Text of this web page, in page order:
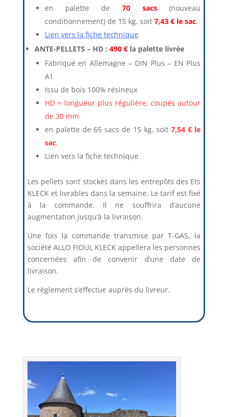
en palette de 70 sacs(nouveau
conditionnement) de 15 kg, soit 7,43 € le sac.
Lien vers la fiche technique
ANTE-PELLETS – HD : 490 €la palette livrée
Fabriqué en Allemagne – DIN Plus – EN Plus
A1
Issu de bois 100% résineux
HD = longueur plus régulière, coupés autour
de 30 mm
en palette de 65 sacs de 15 kg, soit 7,54 € le
sac.
Lien vers la fiche technique
Les pellets sont stockés dans les entrepôts des Ets
KLECK et livrables dans la semaine. Le tarif est fixé
à la commande. Il ne souffrira d’aucune
augmentation jusqu’à la livraison.
Une fois la commande transmise par T-GAS, la
société ALLO FIOUL KLECK appellera les personnes
concernées afin de convenir d’une date de
livraison.
Le règlement s’effectue auprès du livreur.